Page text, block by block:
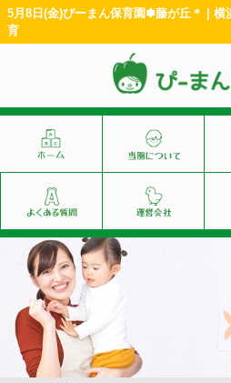
5月8日(金)ぴーまん保育園✽藤が丘＊ | 横
育